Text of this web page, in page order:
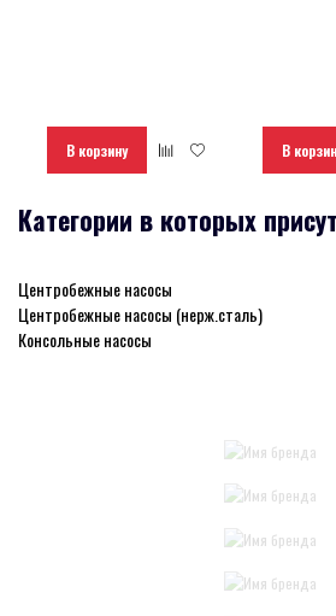
В корзину В
Категории в которых
Центробежные насосы
Центробежные насосы (нерж.сталь)
Консольные насосы